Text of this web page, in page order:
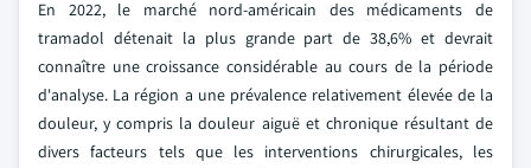
En 2022, le marché nord-américain des médicaments de
tramadol détenait la plus grande part de 38,6% et devrait
connaître une croissance considérable au cours de la période
d'analyse. La région a une prévalence relativement élevée de la
douleur, y compris la douleur aiguë et chronique résultant de
divers facteurs tels que les interventions chirurgicales, les